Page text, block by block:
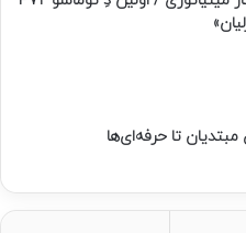
تا حرفه‌ای‌ها